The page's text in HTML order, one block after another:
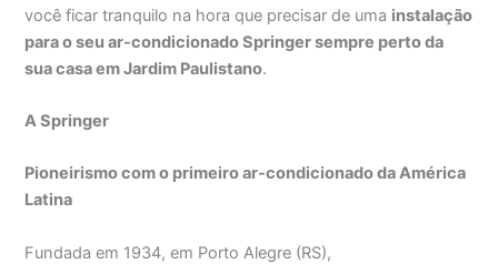
você ficar tranquilo na hora que precisar de uma instalação
para o seu ar-condicionado Springer sempre perto da
sua casa em Jardim Paulistano.
A Springer
Pioneirismo com o primeiro ar-condicionado da América
Latina
Fundada em 1934, em Porto Alegre (RS),